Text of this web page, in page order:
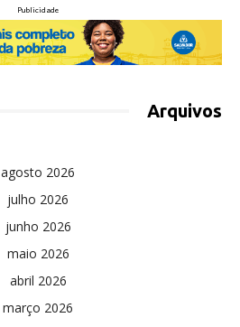
Publicidade
Arquivos
agosto 2026
julho 2026
junho 2026
maio 2026
abril 2026
março 2026